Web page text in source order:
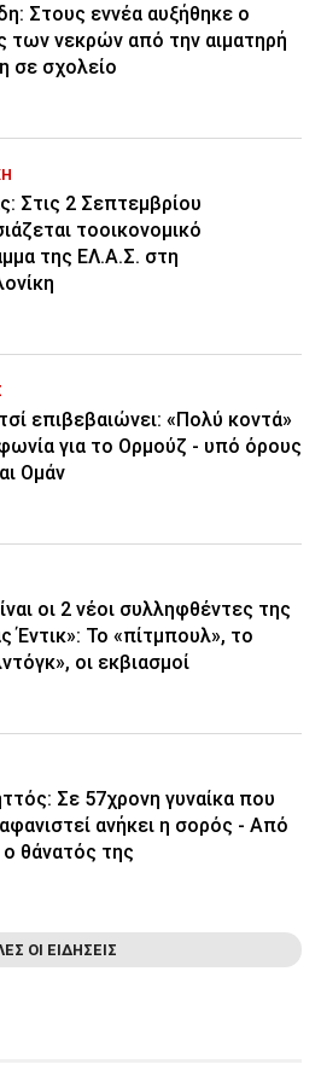
Στους εννέα αυξήθηκε ο
των νεκρών από την αιματηρή
σε σχολείο
Στις 2 Σεπτεμβρίου
τοοικονομικό
της ΕΛ.Α.Σ. στη
επιβεβαιώνει: «Πολύ κοντά»
για το Ορμούζ - υπό όρους
Ομάν
οι 2 νέοι συλληφθέντες της
Έντικ»: Το «πίτμπουλ», το
οι εκβιασμοί
Σε 57χρονη γυναίκα που
ανήκει η σορός - Από
θάνατός της
ΟΙ ΕΙΔΗΣΕΙΣ